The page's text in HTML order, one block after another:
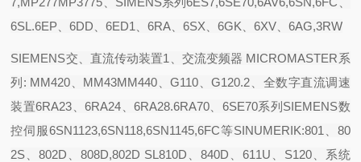
6SL.6EP、6DD、6ED1、6RA、6SX、6GK、6XV、6AG,3RW
SIEMENS交、直流传动装置1、交流变频器 MICROMASTER系
列: MM420、MM43MM440、G110、G120.2、全数字直流调速
装置6RA23、6RA24、6RA28.6RA70、6SE70系列SIEMENS数
控伺服6SN1123,6SN118,6SN1145,6FC等SINUMERIK:801、80
2S、802D、808D,802D SL810D、840D、611U、S120、系统